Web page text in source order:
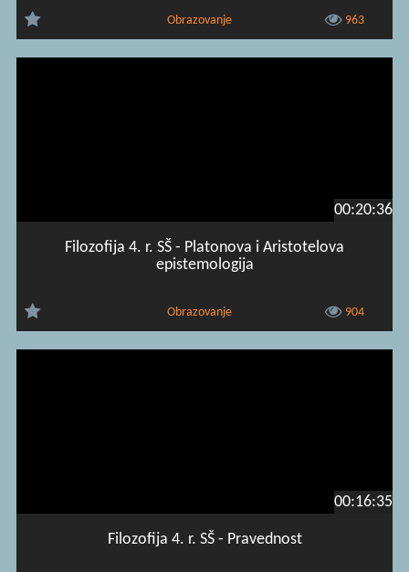
Obrazovanje 963
00:20:36
Filozofija 4. r. SŠ - Platonova i Aristotelova
epistemologija
Obrazovanje 904
00:16:35
Filozofija 4. r. SŠ - Pravednost